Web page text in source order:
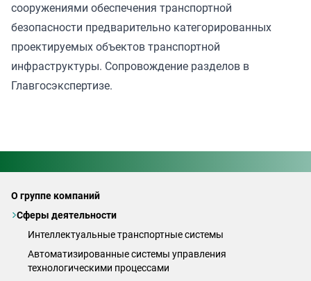
сооружениями обеспечения транспортной
безопасности предварительно категорированных
проектируемых объектов транспортной
инфраструктуры. Сопровождение разделов в
Главгосэкспертизе.
О группе компаний
Сферы деятельности
Интеллектуальные транспортные системы
Автоматизированные системы управления
технологическими процессами